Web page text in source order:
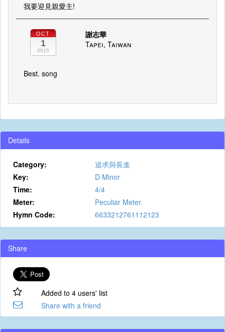
我要迎見親愛主!
OCT
1
2015
謝志華
Tapei, Taiwan
Best. song
Details
Category:
追求與長進
Key:
D Minor
Time:
4/4
Meter:
Peculiar Meter.
Hymn Code:
6633212761112123
Share
Added to 4 users' list
Share with a friend